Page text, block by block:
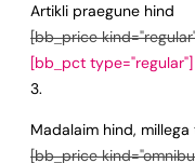
Artikli praegune hind
[bb_price
[bb_pct type="regular"]
Madalaim hind,
[bb_price